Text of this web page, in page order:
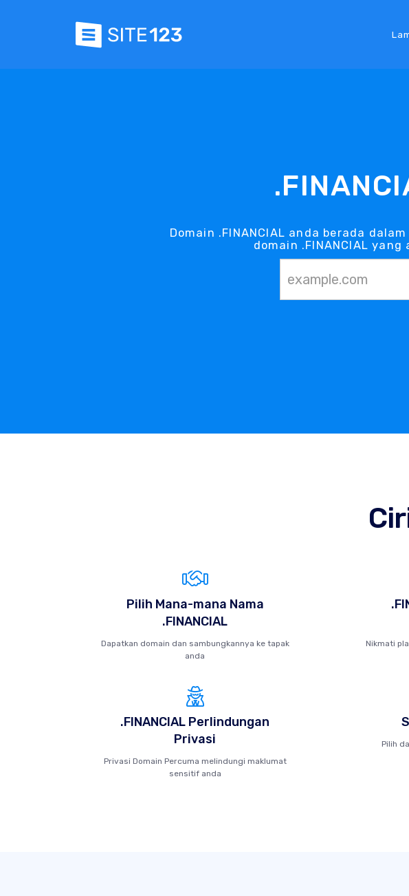
Domain .FINANCIAL anda berada
domain .FINANCIAL
Pilih Mana-mana Nama
.FINANCIAL
Dapatkan domain dan sambungkannya ke tapak
anda
Nikmati
.FINANCIAL Perlindungan
Privasi
Privasi Domain Percuma melindungi maklumat
sensitif anda
Pilih